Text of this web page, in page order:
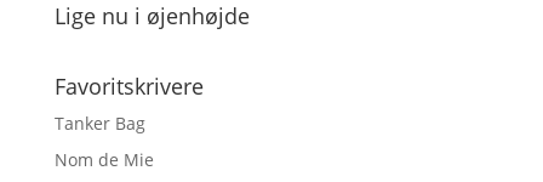
Lige nu i øjenhøjde
Favoritskrivere
Tanker Bag
Nom de Mie